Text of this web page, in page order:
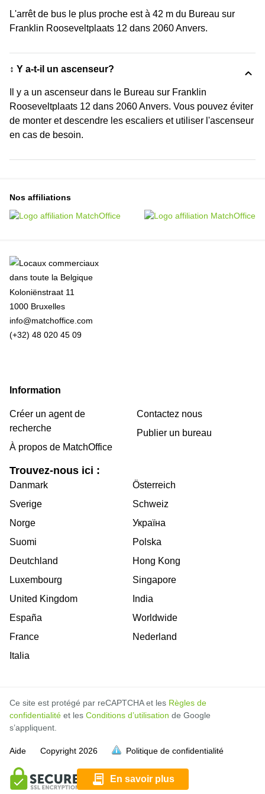
En savoir plus
L'arrêt de bus le plus proche est à 42 m du Bureau sur
Franklin Rooseveltplaats 12 dans 2060 Anvers.
↕️ Y a-t-il un ascenseur?
Il y a un ascenseur dans le Bureau sur Franklin
Rooseveltplaats 12 dans 2060 Anvers. Vous pouvez éviter
de monter et descendre les escaliers et utiliser l'ascenseur
en cas de besoin.
soit pleine.
soit pleine.
soit pleine.
soit pleine.
soit pleine.
soit pleine.
soit pleine.
soit pleine.
soit pleine.
soit pleine.
soit pleine.
soit pleine.
soit pleine.
soit pleine.
soit pleine.
soit pleine.
Nos affiliations
Koloniënstraat 11
1000 Bruxelles
info@matchoffice.com
(+32) 48 020 45 09
Information
Créer un agent de
recherche
À propos de MatchOffice
Contactez nous
Publier un bureau
Trouvez-nous ici :
Danmark
Sverige
Norge
Suomi
Deutchland
Luxembourg
United Kingdom
España
France
Italia
Österreich
Schweiz
Україна
Polska
Hong Kong
Singapore
India
Worldwide
Nederland
Ce site est protégé par reCAPTCHA et les Règles de
confidentialité et les Conditions d’utilisation de Google
s’appliquent.
Aide Copyright 2026 Politique de confidentialité